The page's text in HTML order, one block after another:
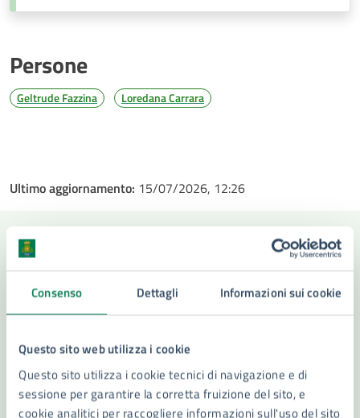
Consenso Dettagli Informazioni sui cookie
Questo sito web utilizza i cookie
Questo sito utilizza i cookie tecnici di navigazione e di
sessione per garantire la corretta fruizione del sito, e
cookie analitici per raccogliere informazioni sull'uso del sito
Persone
Geltrude Fazzina Loredana Carrara
Ultimo aggiornamento: 15/07/2026, 12:26
Iscrizione Anagrafica Stranieri Extra Comunitari
Iscrizione anagrafica Stranieri Comunitari